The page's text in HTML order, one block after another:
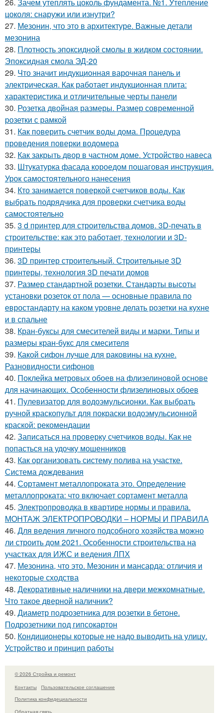
цоколя: снаружи или изнутри?
27. Мезонин, что это в архитектуре. Важные детали
мезонина
28. Плотность эпоксидной смолы в жидком состоянии.
Эпоксидная смола ЭД-20
29. Что значит индукционная варочная панель и
электрическая. Как работает индукционная плита:
характеристика и отличительные черты панели
30. Розетка двойная размеры. Размер современной
розетки с рамкой
31. Как поверить счетчик воды дома. Процедура
проведения поверки водомера
32. Как закрыть двор в частном доме. Устройство навеса
33. Штукатурка фасада короедом пошаговая инструкция.
Урок самостоятельного нанесения
34. Кто занимается поверкой счетчиков воды. Как
выбрать подрядчика для проверки счетчика воды
самостоятельно
35. 3 d принтер для строительства домов. 3D-печать в
строительстве: как это работает, технологии и 3D-
принтеры
36. 3D принтер строительный. Строительные 3D
принтеры, технология 3D печати домов
37. Размер стандартной розетки. Стандарты высоты
установки розеток от пола — основные правила по
евростандарту на каком уровне делать розетки на кухне
и в спальне
38. Кран-буксы для смесителей виды и марки. Типы и
размеры кран-букс для смесителя
39. Какой сифон лучше для раковины на кухне.
Разновидности сифонов
40. Поклейка метровых обоев на флизелиновой основе
для начинающих. Особенности флизелиновых обоев
41. Пулевизатор для водоэмульсионки. Как выбрать
ручной краскопульт для покраски водоэмульсионной
краской: рекомендации
42. Записаться на проверку счетчиков воды. Как не
попасться на удочку мошенников
43. Как организовать систему полива на участке.
Система дождевания
44. Сортамент металлопроката это. Определение
металлопроката: что включает сортамент металла
45. Электропроводка в квартире нормы и правила.
МОНТАЖ ЭЛЕКТРОПРОВОДКИ – НОРМЫ И ПРАВИЛА
46. Для ведения личного подсобного хозяйства можно
ли строить дом 2021. Особенности строительства на
участках для ИЖС и ведения ЛПХ
47. Мезонина, что это. Мезонин и мансарда: отличия и
некоторые сходства
48. Декоративные наличники на двери межкомнатные.
Что такое дверной наличник?
49. Диаметр подрозетника для розетки в бетоне.
Подрозетники под гипсокартон
50. Кондиционеры которые не надо выводить на улицу.
Устройство и принцип работы
© 2026 Стройка и ремонт
Контакты
Пользовательское соглашение
Политика конфидециальности
Обратная связь